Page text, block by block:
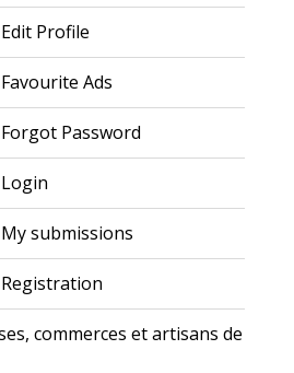
Profile
Ads
Password
submissions
commerces et artisans de